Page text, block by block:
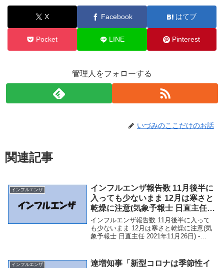
X Facebook はてブ
Pocket LINE Pinterest
管理人をフォローする
いづみのここだけのお話
関連記事
インフルエンザ
インフルエンザ報告数 11月後半に
入っても少ないまま 12月は寒さと
乾燥に注意(気象予報士 日直主任
2021年11月26日) – tenki.jp
インフルエンザ報告数 11月後半に入って
も少ないまま 12月は寒さと乾燥に注意(気
象予報士 日直主任 2021年11月26日) -
いまま 12月は寒さ...
インフルエンザ
達増知事「新型コロナは季節性イ